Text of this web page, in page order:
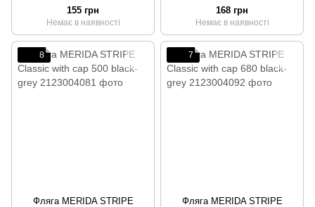
155 грн
Немає в наявності
168 грн
Немає в наявності
8
Фляга MERIDA STRIPE
7
Фляга MERIDA STRIPE